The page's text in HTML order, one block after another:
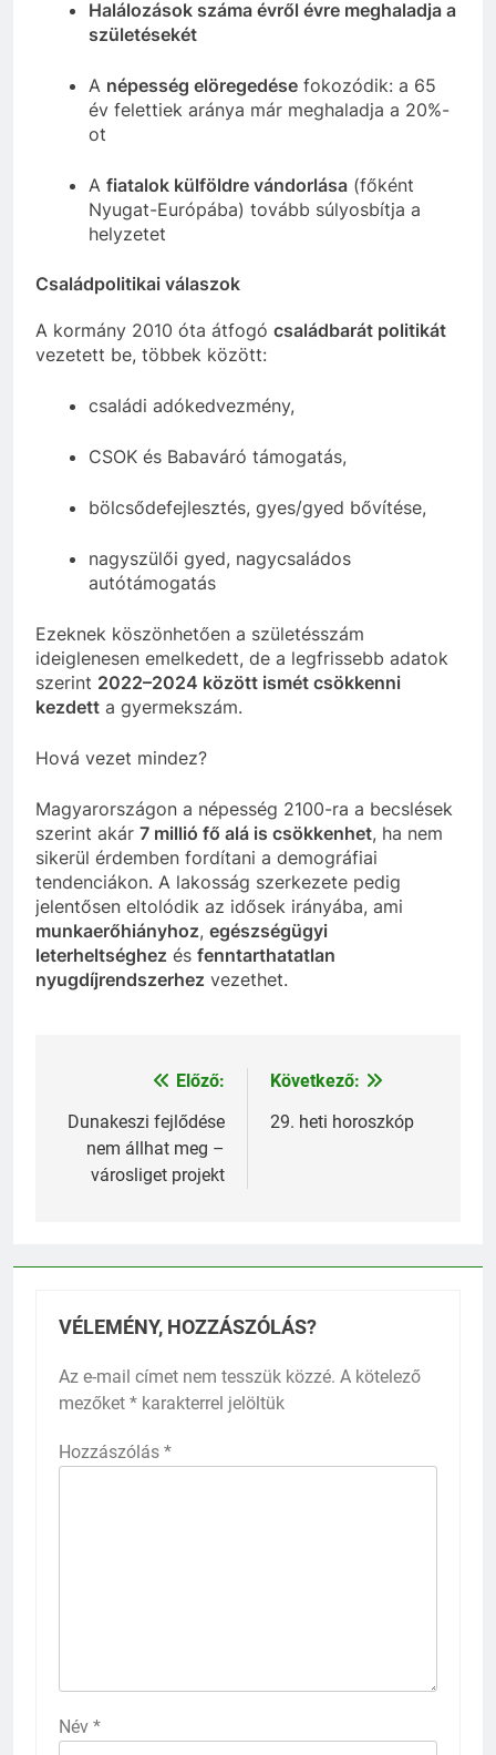
Halálozások száma évről évre meghaladja a
születésekét
A népesség elöregedése fokozódik: a 65
év felettiek aránya már meghaladja a 20%-
ot
A fiatalok külföldre vándorlása (főként
Nyugat-Európába) tovább súlyosbítja a
helyzetet
Családpolitikai válaszok
A kormány 2010 óta átfogó családbarát politikát
vezetett be, többek között:
családi adókedvezmény,
CSOK és Babaváró támogatás,
bölcsődefejlesztés, gyes/gyed bővítése,
nagyszülői gyed, nagycsaládos
autótámogatás
Ezeknek köszönhetően a születésszám
ideiglenesen emelkedett, de a legfrissebb adatok
szerint 2022–2024 között ismét csökkenni
kezdett a gyermekszám.
Hová vezet mindez?
Magyarországon a népesség 2100-ra a becslések
szerint akár 7 millió fő alá is csökkenhet, ha nem
sikerül érdemben fordítani a demográfiai
tendenciákon. A lakosság szerkezete pedig
jelentősen eltolódik az idősek irányába, ami
munkaerőhiányhoz, egészségügyi
leterheltséghez és fenntarthatatlan
nyugdíjrendszerhez vezethet.
Bejegyzés
navigáció
Előző:
Dunakeszi fejlődése
nem állhat meg –
városliget projekt
Következő:
29. heti horoszkóp
VÉLEMÉNY, HOZZÁSZÓLÁS?
Az e-mail címet nem tesszük közzé. A kötelező
mezőket * karakterrel jelöltük
Hozzászólás *
Név *